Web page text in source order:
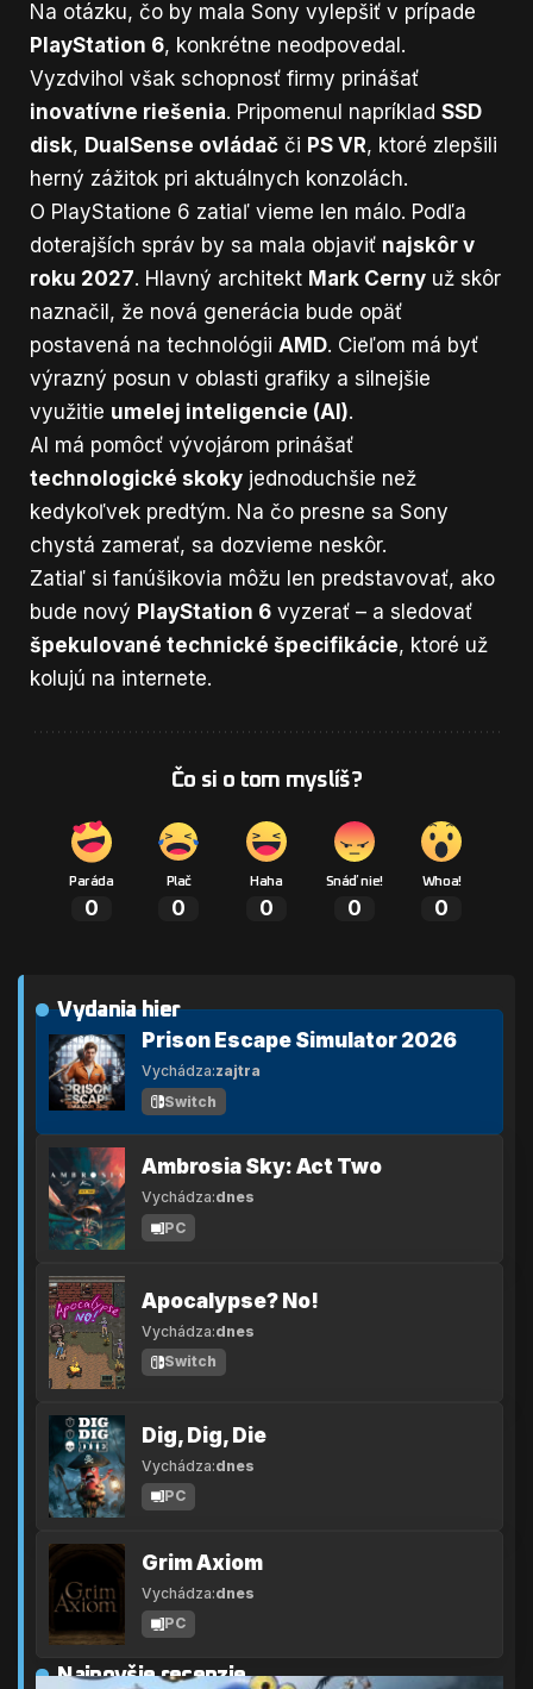
Na otázku, čo by mala Sony vylepšiť v prípade
PlayStation 6, konkrétne neodpovedal.
Vyzdvihol však schopnosť firmy prinášať
inovatívne riešenia. Pripomenul napríklad SSD
disk, DualSense ovládač či PS VR, ktoré zlepšili
herný zážitok pri aktuálnych konzolách.
O PlayStatione 6 zatiaľ vieme len málo. Podľa
doterajších správ by sa mala objaviť najskôr v
roku 2027. Hlavný architekt Mark Cerny už skôr
naznačil, že nová generácia bude opäť
postavená na technológii AMD. Cieľom má byť
výrazný posun v oblasti grafiky a silnejšie
využitie umelej inteligencie (AI).
AI má pomôcť vývojárom prinášať
technologické skoky jednoduchšie než
kedykoľvek predtým. Na čo presne sa Sony
chystá zamerať, sa dozvieme neskôr.
Zatiaľ si fanúšikovia môžu len predstavovať, ako
bude nový PlayStation 6 vyzerať – a sledovať
špekulované technické špecifikácie, ktoré už
kolujú na internete.
Čo si o tom myslíš?
Paráda
0
Plač
0
Haha
0
Snáď nie!
0
Whoa!
0
Vydania hier
Prison Escape Simulator 2026
Vychádza:zajtra
Switch
Ambrosia Sky: Act Two
Vychádza:dnes
PC
Apocalypse? No!
Vychádza:dnes
Switch
Dig, Dig, Die
Vychádza:dnes
PC
Grim Axiom
Vychádza:dnes
PC
Najnovšie recenzie